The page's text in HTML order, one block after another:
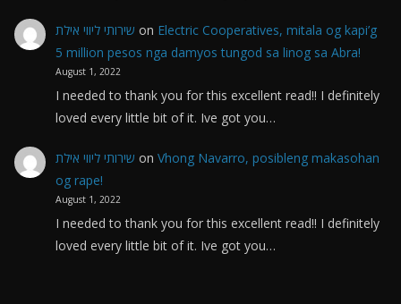
שירותי ליווי אילת on Electric Cooperatives, mitala og kapi’g
5 million pesos nga damyos tungod sa linog sa Abra!
August 1, 2022
I needed to thank you for this excellent read!! I definitely
loved every little bit of it. Ive got you…
שירותי ליווי אילת on Vhong Navarro, posibleng makasohan
og rape!
August 1, 2022
I needed to thank you for this excellent read!! I definitely
loved every little bit of it. Ive got you…